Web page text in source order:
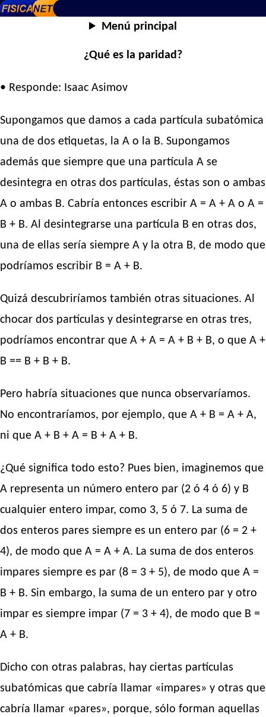
Menú principal
¿Qué es la paridad?
• Responde: Isaac Asimov
Supongamos que damos a cada partícula subatómica
una de dos etiquetas, la A o la B. Supongamos
además que siempre que una partícula A se
desintegra en otras dos partículas, éstas son o ambas
A o ambas B. Cabría entonces escribir A = A + A o A =
B + B. Al desintegrarse una partícula B en otras dos,
una de ellas sería siempre A y la otra B, de modo que
podríamos escribir B = A + B.
Quizá descubriríamos también otras situaciones. Al
chocar dos partículas y desintegrarse en otras tres,
podríamos encontrar que A + A = A + B + B, o que A +
B == B + B + B.
Pero habría situaciones que nunca observaríamos.
No encontraríamos, por ejemplo, que A + B = A + A,
ni que A + B + A = B + A + B.
¿Qué significa todo esto? Pues bien, imaginemos que
A representa un número entero par (2 ó 4 ó 6) y B
cualquier entero impar, como 3, 5 ó 7. La suma de
dos enteros pares siempre es un entero par (6 = 2 +
4), de modo que A = A + A. La suma de dos enteros
impares siempre es par (8 = 3 + 5), de modo que A =
B + B. Sin embargo, la suma de un entero par y otro
impar es siempre impar (7 = 3 + 4), de modo que B =
A + B.
Dicho con otras palabras, hay ciertas partículas
subatómicas que cabría llamar «impares» y otras que
cabría llamar «pares», porque, sólo forman aquellas